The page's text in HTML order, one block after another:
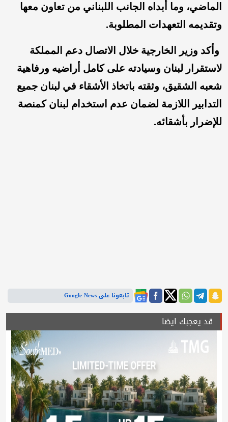
الماضي، وما أبداه الجانب اللبناني من تعاون معها
وتقديمه التعهدات المطلوبة.
وأكد وزير الخارجية خلال الاتصال دعم المملكة
لاستقرار لبنان وسيادته على كامل أراضيه ورفاهية
شعبه الشقيق، وثقته باتخاذ الأشقاء في لبنان جميع
التدابير اللازمة لضمان عدم استخدام لبنان كمنصة
للإضرار بأشقائه.
تابعونا على Google News
قد يعجبك ايضا